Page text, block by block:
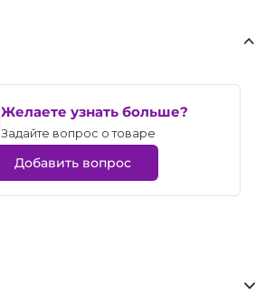
Желаете узнать больше?
Задайте вопрос о товаре
Добавить вопрос